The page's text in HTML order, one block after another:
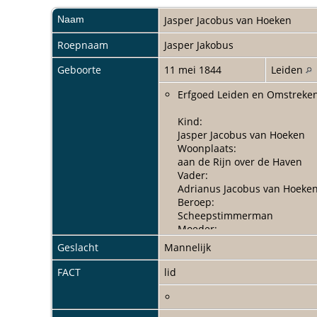
Naam Jasper Jacobus van Hoeken
Roepnaam
Jasper Jakobus
Geboorte
11 mei 1844
Leiden
Erfgoed Leiden en
Kind:
Jasper Jacobus van Hoeken
Woonplaats:
aan de Rijn over de Haven
Vader:
Adrianus Jacobus van
Beroep:
Scheepstimmerman
Moeder:
Marijtje Provo
Beroep:
Geboorte
Geslacht
Mannelijk
FACT
lid